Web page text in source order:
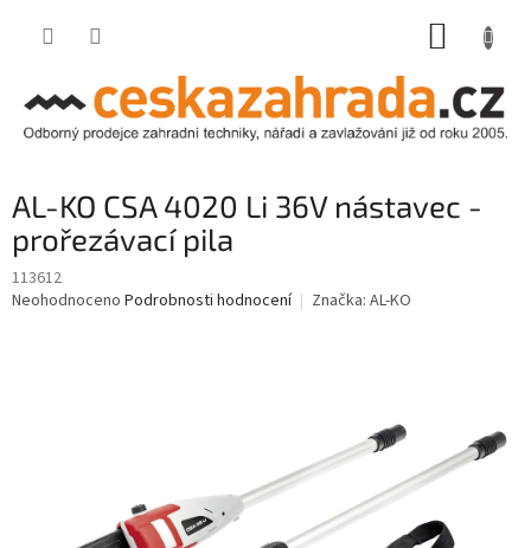
AL-KO CSA 4020 Li 36V nástavec -
prořezávací pila
113612
Průměrné
Neohodnoceno Podrobnosti hodnocení Značka: AL-KO